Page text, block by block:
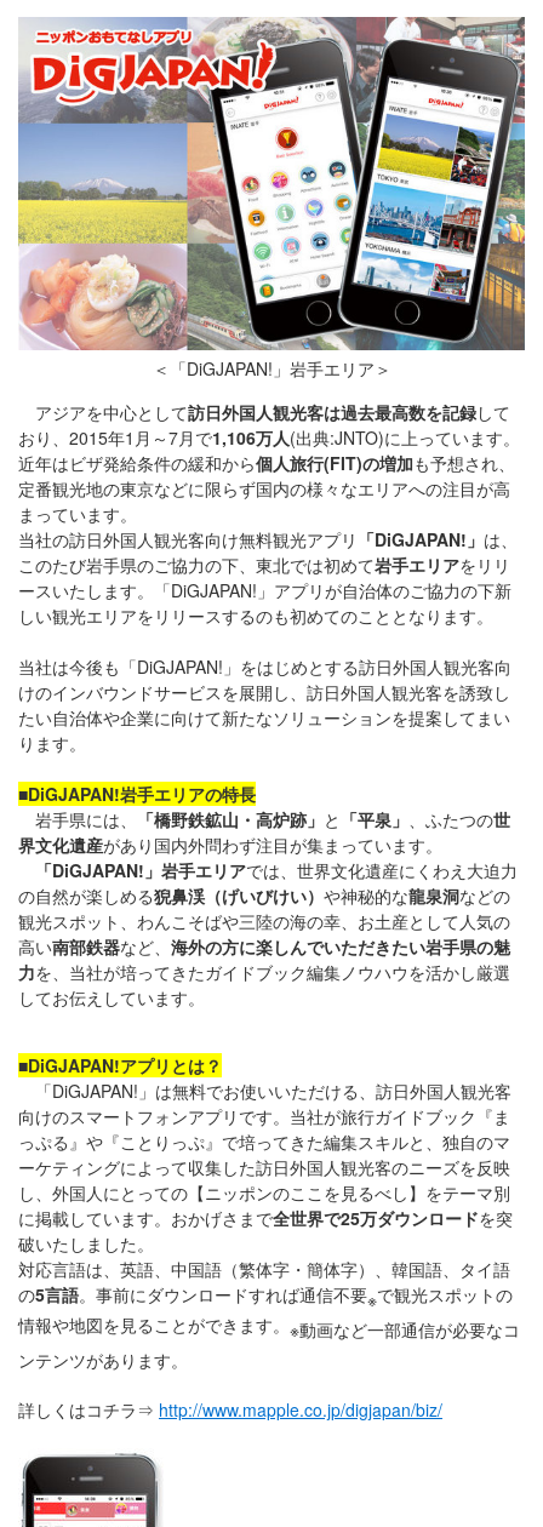
＜「DiGJAPAN!」岩手エリア＞
アジアを中心として訪日外国人観光客は過去最高数を記録して
おり、2015年1月～7月で1,106万人(出典:JNTO)に上っています。
近年はビザ発給条件の緩和から個人旅行(FIT)の増加も予想され、
定番観光地の東京などに限らず国内の様々なエリアへの注目が高
まっています。
当社の訪日外国人観光客向け無料観光アプリ 「DiGJAPAN!」 は、
このたび岩手県のご協力の下、東北では初めて岩手エリアをリリ
ースいたします。「DiGJAPAN!」アプリが自治体のご協力の下新
しい観光エリアをリリースするのも初めてのこととなります。
当社は今後も「DiGJAPAN!」をはじめとする訪日外国人観光客向
けのインバウンドサービスを展開し、訪日外国人観光客を誘致し
たい自治体や企業に向けて新たなソリューションを提案してまい
ります。
■DiGJAPAN!岩手エリアの特長
岩手県には、
「橋野鉄鉱山・高炉跡」 と 「平泉」 、ふたつの世
界文化遺産があり国内外問わず注目が集まっています。
「DiGJAPAN!」岩手エリアでは、世界文化遺産にくわえ大迫力
の自然が楽しめる猊鼻渓（げいびけい） や神秘的な龍泉洞などの
観光スポット、わんこそばや三陸の海の幸、お土産として人気の
高い南部鉄器など、 海外の方に楽しんでいただきたい岩手県の魅
力を、当社が培ってきたガイドブック編集ノウハウを活かし厳選
してお伝えしています。
■DiGJAPAN!アプリとは？
「DiGJAPAN!」は無料でお使いいただける、訪日外国人観光客
向けのスマートフォンアプリです。当社が旅行ガイドブック『ま
っぷる』や『ことりっぷ』で培ってきた編集スキルと、独自のマ
ーケティングによって収集した訪日外国人観光客のニーズを反映
し、外国人にとっての【ニッポンのここを見るべし】をテーマ別
に掲載しています。おかげさまで全世界で25万ダウンロードを突
破いたしました。
対応言語は、英語、中国語（繁体字・簡体字）、韓国語、タイ語
の5言語。事前にダウンロードすれば通信不要※で観光スポットの
情報や地図を見ることができます。 ※動画など一部通信が必要なコ
ンテンツがあります。
詳しくはコチラ⇒ http://www.mapple.co.jp/digjapan/biz/